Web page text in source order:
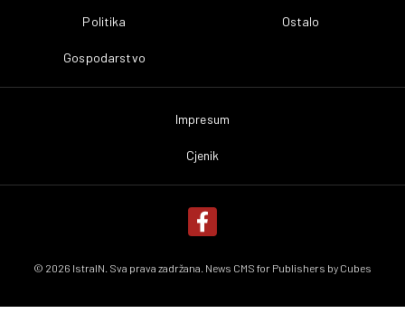
Politika
Gospodarstvo
Ostalo
Impresum
Cjenik
© 2026 IstraIN. Sva prava zadržana. News CMS for Publishers by Cubes